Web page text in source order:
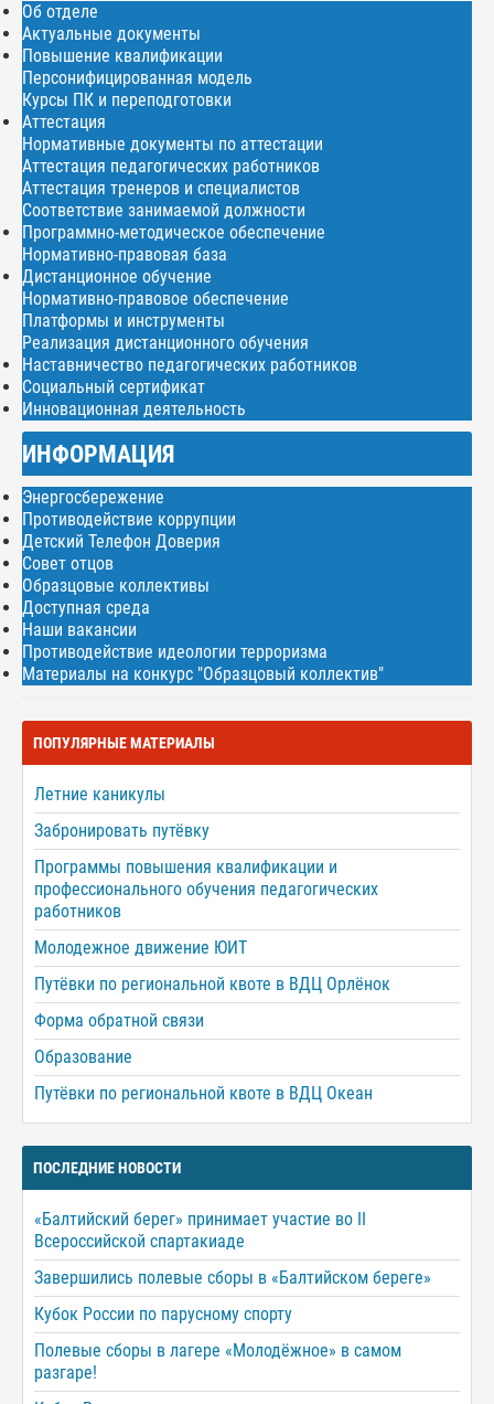
Об отделе
Актуальные документы
Повышение квалификации
Персонифицированная модель
Курсы ПК и переподготовки
Аттестация
Нормативные документы по аттестации
Аттестация педагогических работников
Аттестация тренеров и специалистов
Соответствие занимаемой должности
Программно-методическое обеспечение
Нормативно-правовая база
Дистанционное обучение
Нормативно-правовое обеспечение
Платформы и инструменты
Реализация дистанционного обучения
Наставничество педагогических работников
Социальный сертификат
Инновационная деятельность
ИНФОРМАЦИЯ
Энергосбережение
Противодействие коррупции
Детский Телефон Доверия
Совет отцов
Образцовые коллективы
Доступная среда
Наши вакансии
Противодействие идеологии терроризма
Материалы на конкурс "Образцовый коллектив"
ПОПУЛЯРНЫЕ МАТЕРИАЛЫ
Летние каникулы
Забронировать путёвку
Программы повышения квалификации и
профессионального обучения педагогических
работников
Молодежное движение ЮИТ
Путёвки по региональной квоте в ВДЦ Орлёнок
Форма обратной связи
Образование
Путёвки по региональной квоте в ВДЦ Океан
ПОСЛЕДНИЕ НОВОСТИ
«Балтийский берег» принимает участие во II
Всероссийской спартакиаде
Завершились полевые сборы в «Балтийском береге»
Кубок России по парусному спорту
Полевые сборы в лагере «Молодёжное» в самом
разгаре!